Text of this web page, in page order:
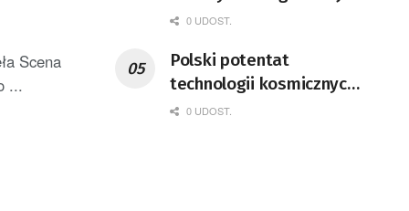
Scena
...
mety Tour de Pologne
0 UDOST.
Polski potentat
technologii kosmicznych
wprowadzi się do Zielonej
0 UDOST.